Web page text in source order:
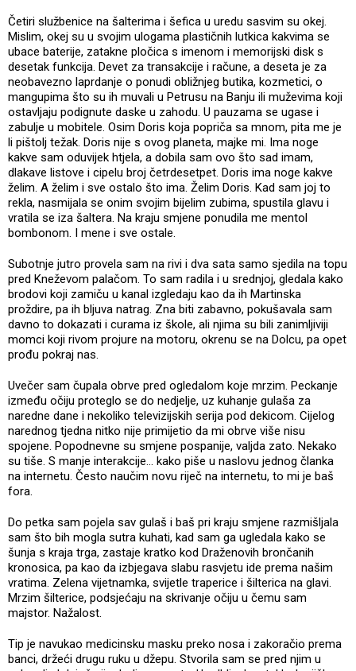
Četiri službenice na šalterima i šefica u uredu sasvim su okej.
Mislim, okej su u svojim ulogama plastičnih lutkica kakvima se
ubace baterije, zatakne pločica s imenom i memorijski disk s
desetak funkcija. Devet za transakcije i račune, a deseta je za
neobavezno laprdanje o ponudi obližnjeg butika, kozmetici, o
mangupima što su ih muvali u Petrusu na Banju ili muževima koji
ostavljaju podignute daske u zahodu. U pauzama se ugase i
zabulje u mobitele. Osim Doris koja popriča sa mnom, pita me je
li pištolj težak. Doris nije s ovog planeta, majke mi. Ima noge
kakve sam oduvijek htjela, a dobila sam ovo što sad imam,
dlakave listove i cipelu broj četrdesetpet. Doris ima noge kakve
želim. A želim i sve ostalo što ima. Želim Doris. Kad sam joj to
rekla, nasmijala se onim svojim bijelim zubima, spustila glavu i
vratila se iza šaltera. Na kraju smjene ponudila me mentol
bombonom. I mene i sve ostale.
Subotnje jutro provela sam na rivi i dva sata samo sjedila na topu
pred Kneževom palačom. To sam radila i u srednjoj, gledala kako
brodovi koji zamiču u kanal izgledaju kao da ih Martinska
proždire, pa ih bljuva natrag. Zna biti zabavno, pokušavala sam
davno to dokazati i curama iz škole, ali njima su bili zanimljiviji
momci koji rivom projure na motoru, okrenu se na Dolcu, pa opet
prođu pokraj nas.
Uvečer sam čupala obrve pred ogledalom koje mrzim. Peckanje
između očiju proteglo se do nedjelje, uz kuhanje gulaša za
naredne dane i nekoliko televizijskih serija pod dekicom. Cijelog
narednog tjedna nitko nije primijetio da mi obrve više nisu
spojene. Popodnevne su smjene pospanije, valjda zato. Nekako
su tiše. S manje interakcije… kako piše u naslovu jednog članka
na internetu. Često naučim novu riječ na internetu, to mi je baš
fora.
Do petka sam pojela sav gulaš i baš pri kraju smjene razmišljala
sam što bih mogla sutra kuhati, kad sam ga ugledala kako se
šunja s kraja trga, zastaje kratko kod Draženovih brončanih
kronosica, pa kao da izbjegava slabu rasvjetu ide prema našim
vratima. Zelena vijetnamka, svijetle traperice i šilterica na glavi.
Mrzim šilterice, podsjećaju na skrivanje očiju u čemu sam
majstor. Nažalost.
Tip je navukao medicinsku masku preko nosa i zakoračio prema
banci, držeći drugu ruku u džepu. Stvorila sam se pred njim u